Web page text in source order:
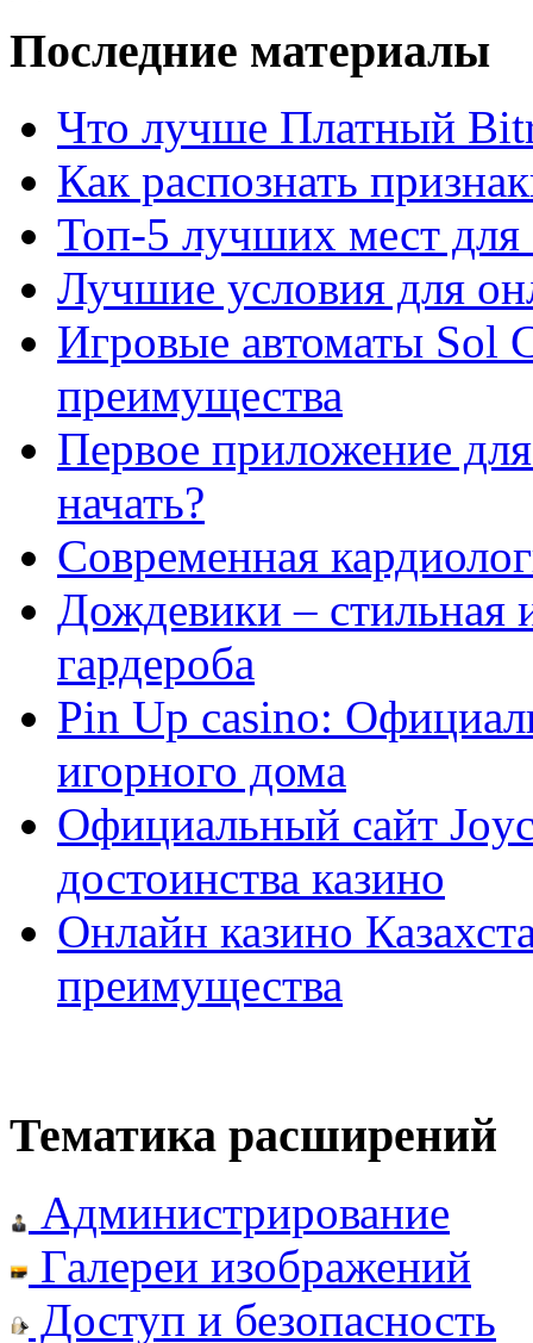
Последние материалы
Что лучше Платный
Как распознать
Топ-5 лучших мест для
Лучшие условия для
Игровые автоматы Sol
преимущества
Первое приложение
начать?
Современная
Дождевики – стильная
гардероба
Pin Up casino:
игорного дома
Официальный сайт
достоинства казино
Онлайн казино
преимущества
Тематика расширений
Администрирование
Галереи изображений
Доступ и безопасность